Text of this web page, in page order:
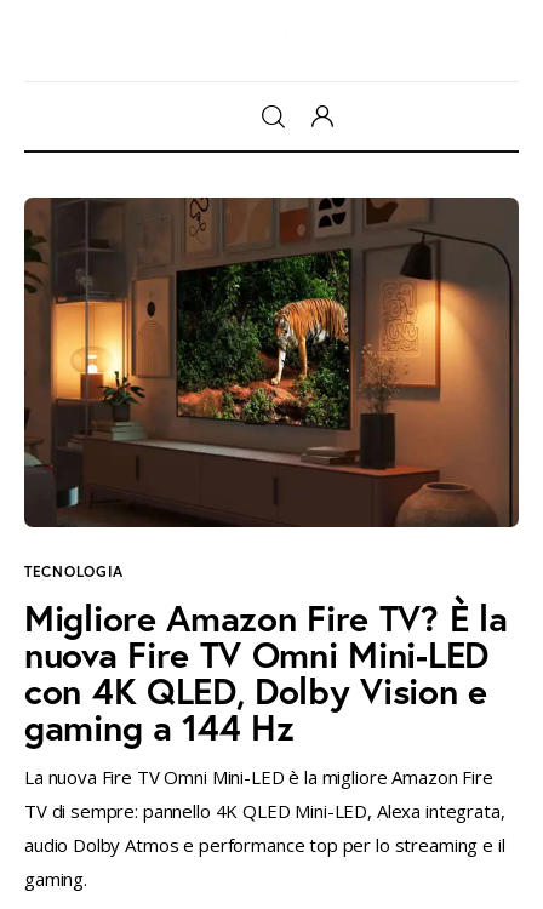
Tecnologia
Sicurezza
Intrattenimento
Web Log
twitter-
x
TECNOLOGIA
Migliore Amazon Fire TV? È la
nuova Fire TV Omni Mini-LED
con 4K QLED, Dolby Vision e
gaming a 144 Hz
La nuova Fire TV Omni Mini-LED è la migliore Amazon Fire
TV di sempre: pannello 4K QLED Mini-LED, Alexa integrata,
audio Dolby Atmos e performance top per lo streaming e il
gaming.